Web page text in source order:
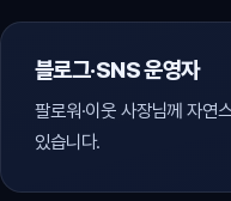
블로그·SNS 운영자
팔로워·이웃 사장님께 자연
있습니다.